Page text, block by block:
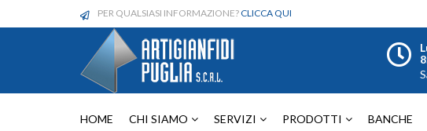
PER QUALSIASI INFORMAZIONE?CLICCA QUI
HOME CHI SIAMO SERVIZI PRODOTTI BANCHE